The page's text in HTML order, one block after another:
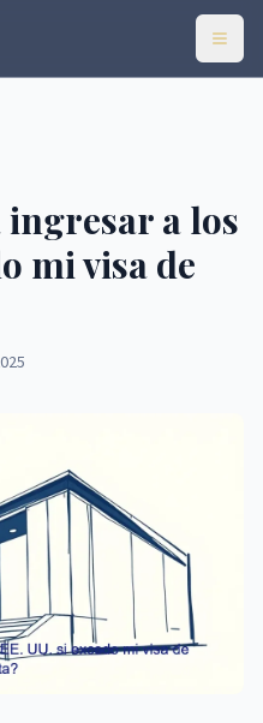
ingresar a los
mi visa de